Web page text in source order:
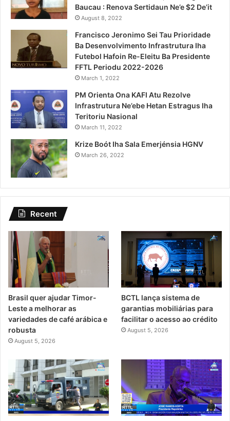
Baucau : Renova Sertidaun Ne’e $2 De’it
August 8, 2022
Francisco Jeronimo Sei Tau Prioridade
Ba Desenvolvimento Infrastrutura Iha
Futebol Hafoin Re-Eleitu Ba Presidente
FFTL Periodu 2022-2026
March 1, 2022
PM Orienta Ona KAFI Atu Rezolve
Infrastrutura Ne’ebe Hetan Estragus Iha
Teritoriu Nasional
March 11, 2022
Krize Boót Iha Sala Emerjénsia HGNV
March 26, 2022
Recent
Brasil quer ajudar Timor-
Leste a melhorar as
variedades de café arábica e
robusta
August 5, 2026
BCTL lança sistema de
garantias mobiliárias para
facilitar o acesso ao crédito
August 5, 2026